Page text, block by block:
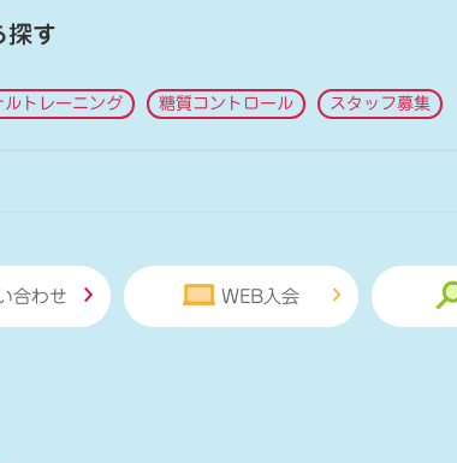
探す
ルトレーニング 糖質コントロール スタッフ募集
合わせ WEB入会